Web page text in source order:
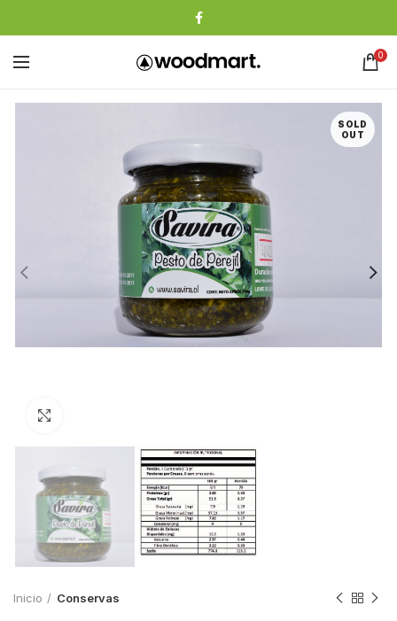
0
SOLD
OUT
Inicio Conservas